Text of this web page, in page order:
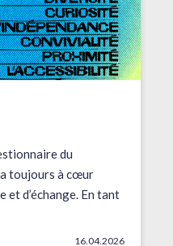
du
toujours à cœur
et d’échange. En tant
16.04.2026